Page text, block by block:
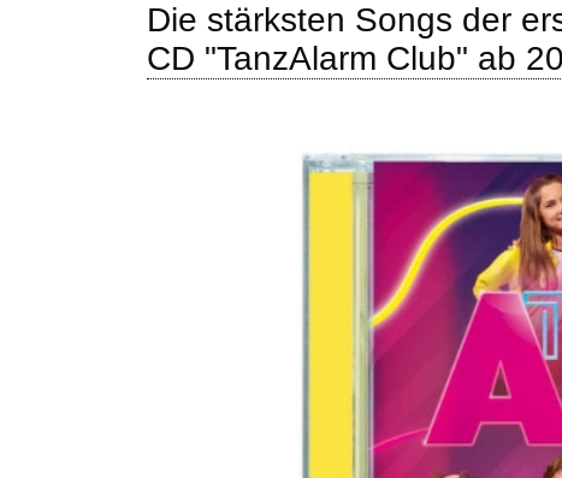
Die stärksten Songs der
CD "TanzAlarm Club" ab